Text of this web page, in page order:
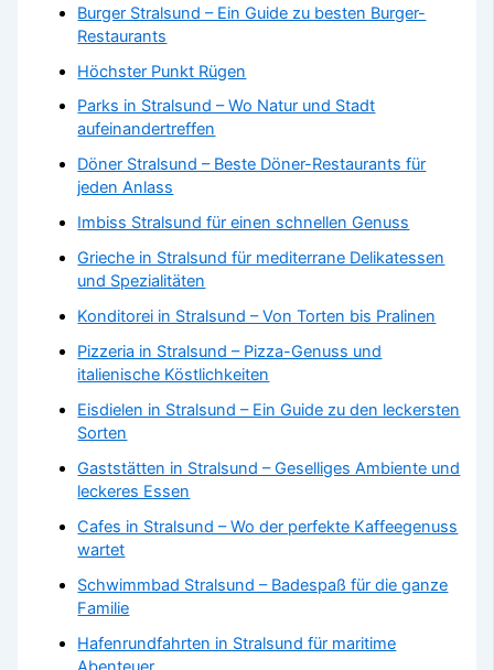
Burger Stralsund – Ein Guide zu besten Burger-
Restaurants
Höchster Punkt Rügen
Parks in Stralsund – Wo Natur und Stadt
aufeinandertreffen
Döner Stralsund – Beste Döner-Restaurants für
jeden Anlass
Imbiss Stralsund für einen schnellen Genuss
Grieche in Stralsund für mediterrane Delikatessen
und Spezialitäten
Konditorei in Stralsund – Von Torten bis Pralinen
Pizzeria in Stralsund – Pizza-Genuss und
italienische Köstlichkeiten
Eisdielen in Stralsund – Ein Guide zu den leckersten
Sorten
Gaststätten in Stralsund – Geselliges Ambiente und
leckeres Essen
Cafes in Stralsund – Wo der perfekte Kaffeegenuss
wartet
Schwimmbad Stralsund – Badespaß für die ganze
Familie
Hafenrundfahrten in Stralsund für maritime